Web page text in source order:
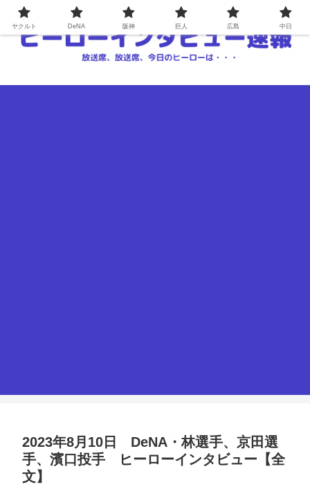
2023年8月10日 DeNA・林選手、京田選
手、濱口投手 ヒーローインタビュー【全
文】
ヤクルト DeNA 阪神 巨人 広島 中日